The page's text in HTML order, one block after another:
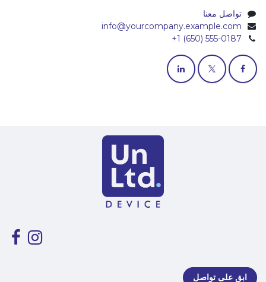
تواصل معنا
info@yourcompany.example.com
+1 (650) 555-0187
ابق على تواصل